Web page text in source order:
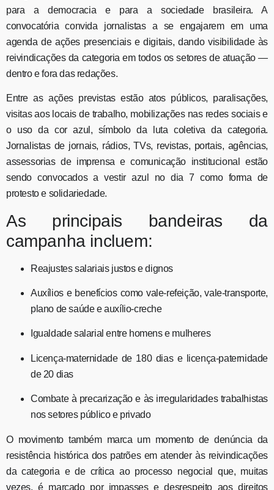
para a democracia e para a sociedade brasileira. A
convocatória convida jornalistas a se engajarem em uma
agenda de ações presenciais e digitais, dando visibilidade às
reivindicações da categoria em todos os setores de atuação —
dentro e fora das redações.
Entre as ações previstas estão atos públicos, paralisações,
visitas aos locais de trabalho, mobilizações nas redes sociais e
o uso da cor azul, símbolo da luta coletiva da categoria.
Jornalistas de jornais, rádios, TVs, revistas, portais, agências,
assessorias de imprensa e comunicação institucional estão
sendo convocados a vestir azul no dia 7 como forma de
protesto e solidariedade.
As principais bandeiras da
campanha incluem:
Reajustes salariais justos e dignos
Auxílios e benefícios como vale-refeição, vale-transporte,
plano de saúde e auxílio-creche
Igualdade salarial entre homens e mulheres
Licença-maternidade de 180 dias e licença-paternidade
de 20 dias
Combate à precarização e às irregularidades trabalhistas
nos setores público e privado
O movimento também marca um momento de denúncia da
resistência histórica dos patrões em atender às reivindicações
da categoria e de crítica ao processo negocial que, muitas
vezes, é marcado por impasses e desrespeito aos direitos